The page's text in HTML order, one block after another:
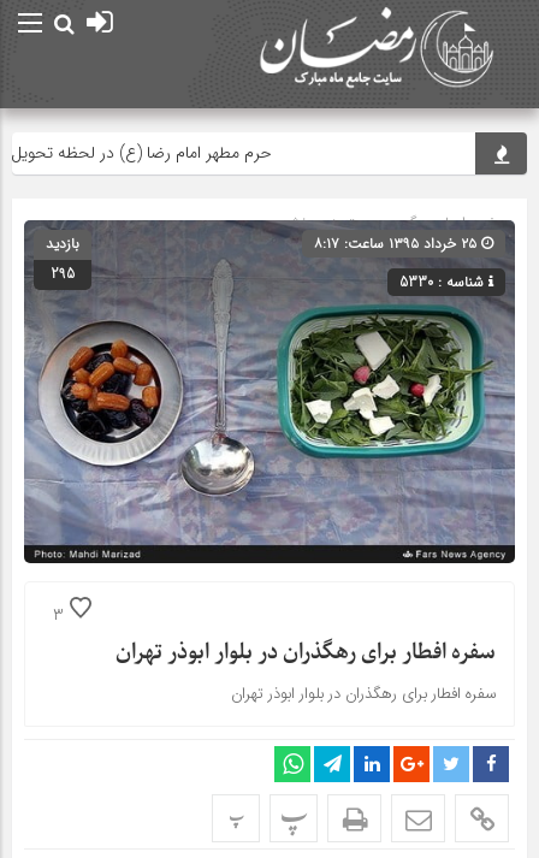
حرم مطهر امام رضا (ع) در لحظه تحویل سال
صفحه اصلی» گروه » دسته‌بندی نشده
شناسه : 5330
بازدید
295
3
سفره افطار برای رهگذران در بلوار ابوذر تهران
سفره افطار برای رهگذران در بلوار ابوذر تهران
پ پ